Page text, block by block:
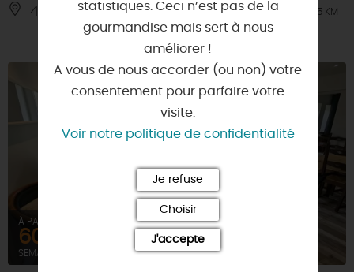
45480 - ERCEVILLE À 4.5 KM
À PARTIR DE
601,8€
SEMAINE (MEUBLÉ)
statistiques. Ceci n’est pas de la
gourmandise mais sert à nous
améliorer !
A vous de nous accorder (ou non) votre
consentement pour parfaire votre
visite.
Voir notre politique de confidentialité
Je refuse
Choisir
J'accepte